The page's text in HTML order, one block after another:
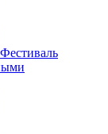
Фестиваль